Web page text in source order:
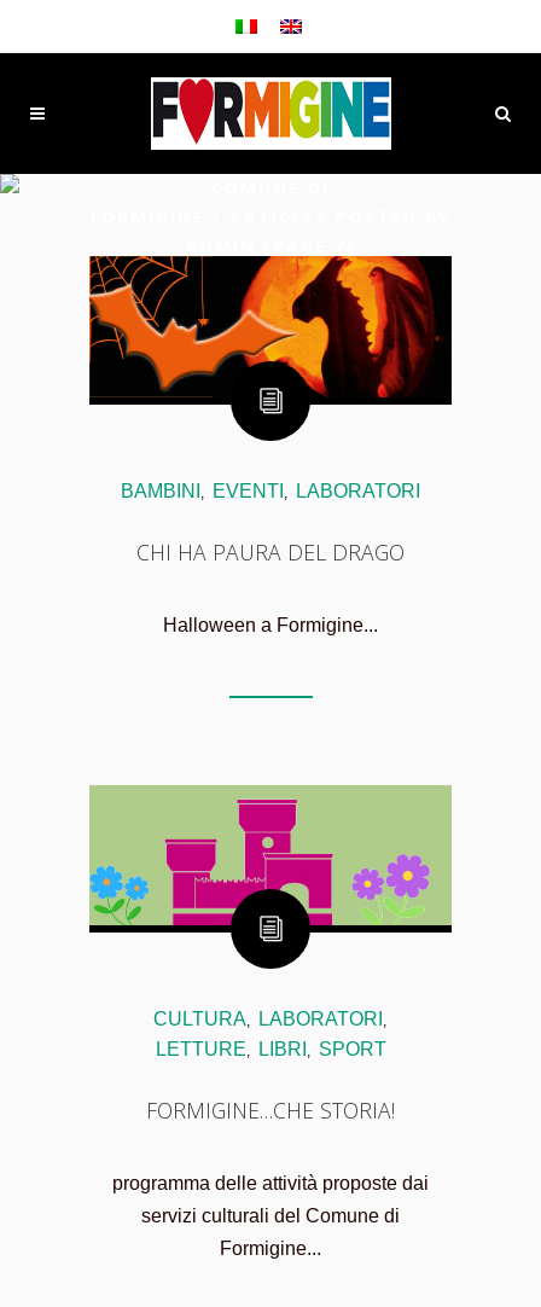
BAMBINI , EVENTI , LABORATORI
CHI HA PAURA DEL DRAGO
Halloween a Formigine...
CULTURA, LABORATORI ,
LETTURE, LIBRI , SPORT
FORMIGINE…CHE STORIA!
programma delle attività proposte dai
servizi culturali del Comune di
Formigine...